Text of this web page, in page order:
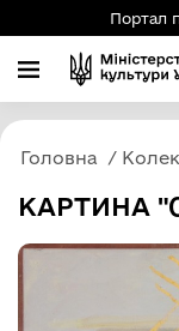
Портал
Головна
КАРТИНА